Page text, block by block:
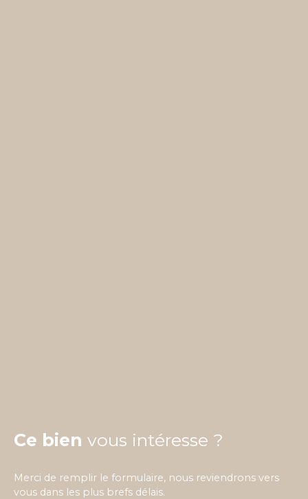
Ce bien vous intéresse ?
Merci de remplir le formulaire, nous reviendrons vers
vous dans les plus brefs délais.